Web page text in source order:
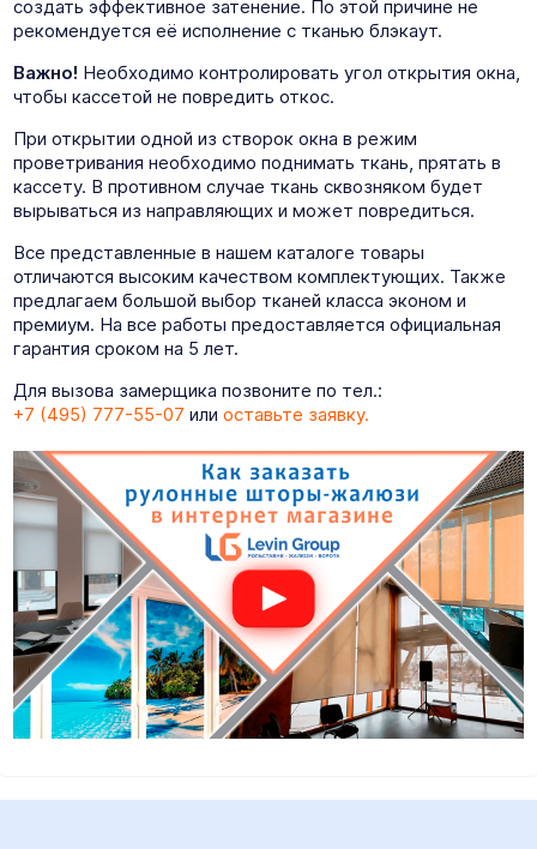
создать эффективное затенение. По этой причине не
рекомендуется её исполнение с тканью блэкаут.
Важно! Необходимо контролировать угол открытия окна,
чтобы кассетой не повредить откос.
При открытии одной из створок окна в режим
проветривания необходимо поднимать ткань, прятать в
кассету. В противном случае ткань сквозняком будет
вырываться из направляющих и может повредиться.
Все представленные в нашем каталоге товары
отличаются высоким качеством комплектующих. Также
предлагаем большой выбор тканей класса эконом и
премиум. На все работы предоставляется официальная
гарантия сроком на 5 лет.
Для вызова замерщика позвоните по тел.:
+7 (495) 777-55-07 или оставьте заявку.